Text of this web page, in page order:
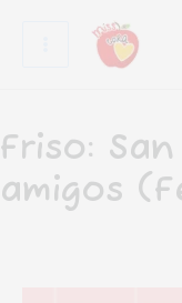
Friso:
amigos